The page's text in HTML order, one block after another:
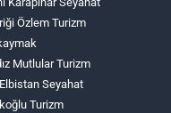
Özlem Turizm
Mutlular Turizm
Seyahat
Turizm